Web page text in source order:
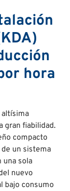
hora
altísima
gran fiabilidad.
compacto
de un sistema
sola
nuevo
bajo consumo